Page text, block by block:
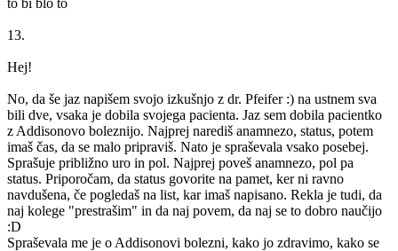
13.
Hej!
No, da še jaz napišem svojo izkušnjo z dr. Pfeifer :) na ustnem sva
bili dve, vsaka je dobila svojega pacienta. Jaz sem dobila pacientko
z Addisonovo boleznijo. Najprej narediš anamnezo, status, potem
imaš čas, da se malo pripraviš. Nato je spraševala vsako posebej.
Sprašuje približno uro in pol. Najprej poveš anamnezo, pol pa
status. Priporočam, da status govorite na pamet, ker ni ravno
navdušena, če pogledaš na list, kar imaš napisano. Rekla je tudi, da
naj kolege "prestrašim" in da naj povem, da naj se to dobro naučijo
:D
Spraševala me je o Addisonovi bolezni, kako jo zdravimo, kako se